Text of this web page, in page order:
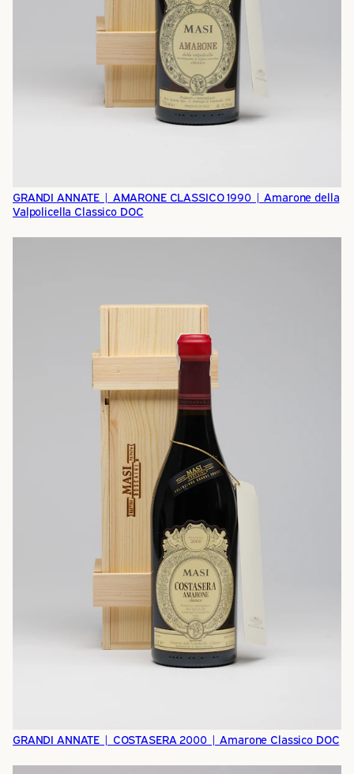
GRANDI ANNATE | AMARONE CLASSICO 1990 | Amarone della
Valpolicella Classico DOC
GRANDI ANNATE | COSTASERA 2000 | Amarone Classico DOC